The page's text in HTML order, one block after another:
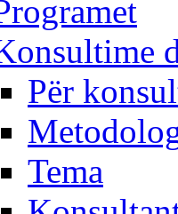
Për
Tema